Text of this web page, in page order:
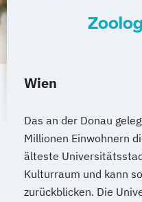
Internationale
Internationale
Islamisch-
Islamische
Italienisch
Judaistik
Wien
Das an der Donau
Millionen Einwohnern
älteste
Kulturraum und kann
zurückblicken. Die